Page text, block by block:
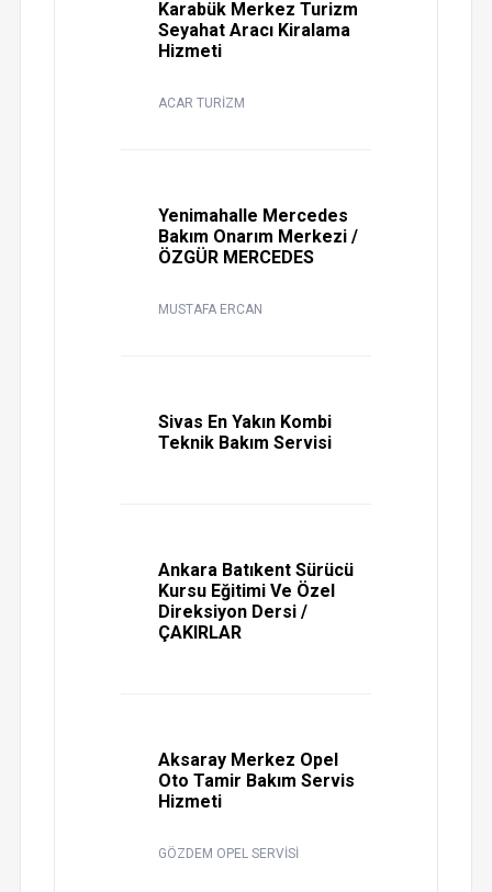
Karabük Merkez Turizm
Seyahat Aracı Kiralama
Hizmeti
ACAR TURİZM
Yenimahalle Mercedes
Bakım Onarım Merkezi /
ÖZGÜR MERCEDES
MUSTAFA ERCAN
Sivas En Yakın Kombi
Teknik Bakım Servisi
Ankara Batıkent Sürücü
Kursu Eğitimi Ve Özel
Direksiyon Dersi /
ÇAKIRLAR
Aksaray Merkez Opel
Oto Tamir Bakım Servis
Hizmeti
GÖZDEM OPEL SERVİSİ